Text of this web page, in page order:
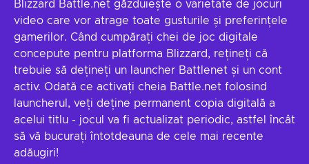
Blizzard Battle.net găzduiește o varietate de jocuri
video care vor atrage toate gusturile și preferințele
gamerilor. Când cumpărați chei de joc digitale
concepute pentru platforma Blizzard, rețineți că
trebuie să dețineți un launcher Battlenet și un cont
activ. Odată ce activați cheia Battle.net folosind
launcherul, veți deține permanent copia digitală a
acelui titlu - jocul va fi actualizat periodic, astfel încât
să vă bucurați întotdeauna de cele mai recente
adăugiri!